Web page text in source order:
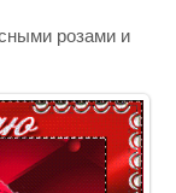
розами и